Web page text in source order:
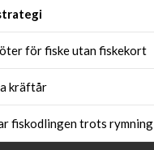
för fiske utan fiskekort
kräftår
fiskodlingen trots rymning